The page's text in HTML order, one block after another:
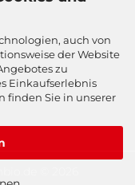
auch von
der Website
zu
Einkaufserlebnis
finden Sie in unserer